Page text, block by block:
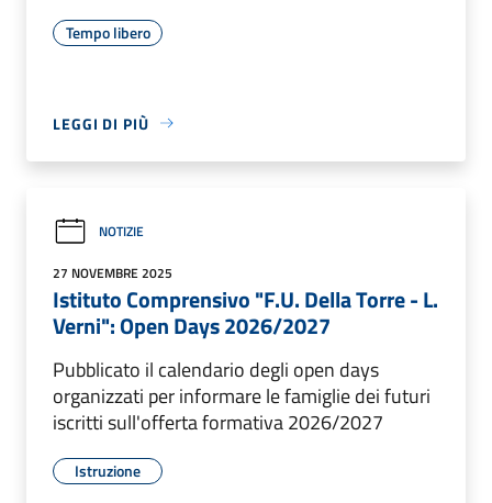
Tempo libero
LEGGI DI PIÙ
NOTIZIE
27 NOVEMBRE 2025
Istituto Comprensivo "F.U. Della Torre - L.
Verni": Open Days 2026/2027
Pubblicato il calendario degli open days
organizzati per informare le famiglie dei futuri
iscritti sull'offerta formativa 2026/2027
Istruzione